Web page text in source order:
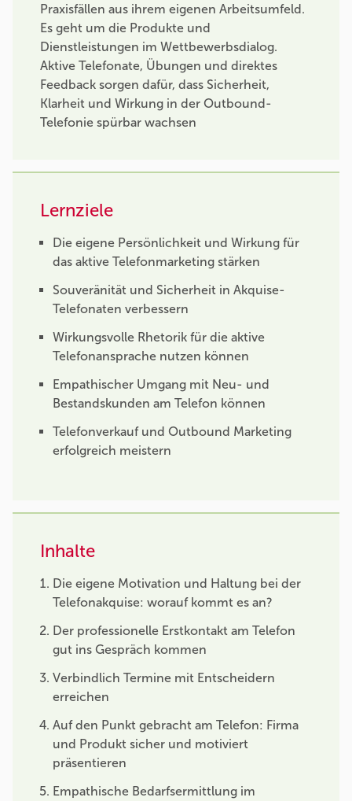
Praxisfällen aus ihrem eigenen Arbeitsumfeld.
Es geht um die Produkte und
Dienstleistungen im Wettbewerbsdialog.
Aktive Telefonate, Übungen und direktes
Feedback sorgen dafür, dass Sicherheit,
Klarheit und Wirkung in der Outbound-
Telefonie spürbar wachsen
Lernziele
Die eigene Persönlichkeit und Wirkung für
das aktive Telefonmarketing stärken
Souveränität und Sicherheit in Akquise-
Telefonaten verbessern
Wirkungsvolle Rhetorik für die aktive
Telefonansprache nutzen können
Empathischer Umgang mit Neu- und
Bestandskunden am Telefon können
Telefonverkauf und Outbound Marketing
erfolgreich meistern
Inhalte
Die eigene Motivation und Haltung bei der
Telefonakquise: worauf kommt es an?
Der professionelle Erstkontakt am Telefon
gut ins Gespräch kommen
Verbindlich Termine mit Entscheidern
erreichen
Auf den Punkt gebracht am Telefon: Firma
und Produkt sicher und motiviert
präsentieren
Empathische Bedarfsermittlung im